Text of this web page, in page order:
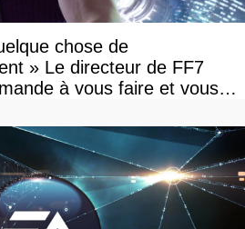
chose de
» Le directeur de FF7
à vous faire et vous